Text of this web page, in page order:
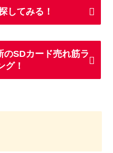
してみる！
のSDカード売れ筋ラ
グ！